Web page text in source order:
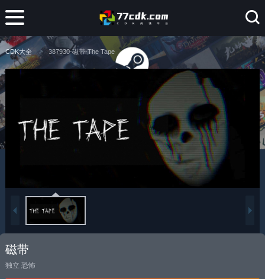
CDK大全 387930-磁带-The Tape
磁带
独立 恐怖